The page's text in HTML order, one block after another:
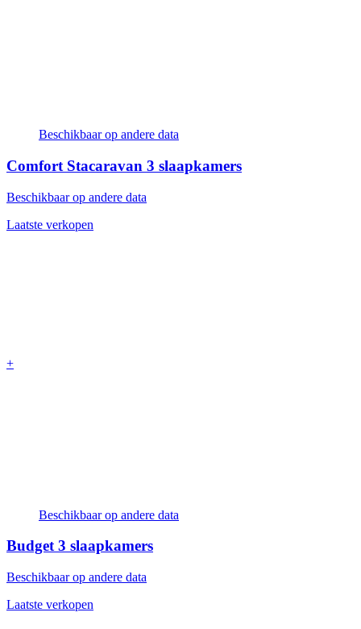
Beschikbaar op andere data
Comfort Stacaravan 3 slaapkamers
Beschikbaar op andere data
Laatste verkopen
+
Beschikbaar op andere data
Budget3 slaapkamers
Beschikbaar op andere data
Laatste verkopen